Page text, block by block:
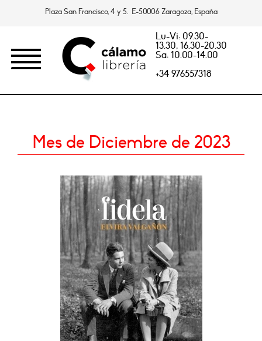
Plaza San Francisco, 4 y 5. E-50006 Zaragoza, España
Lu-Vi: 09.30-
13.30, 16.30-20.30
Sa: 10.00-14.00
+34 976557318
Mes de Diciembre de 2023